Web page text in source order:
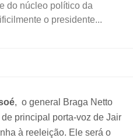
do núcleo político da
o presidente...
, o general Braga Netto
principal porta-voz de Jair
à reeleição. Ele será o